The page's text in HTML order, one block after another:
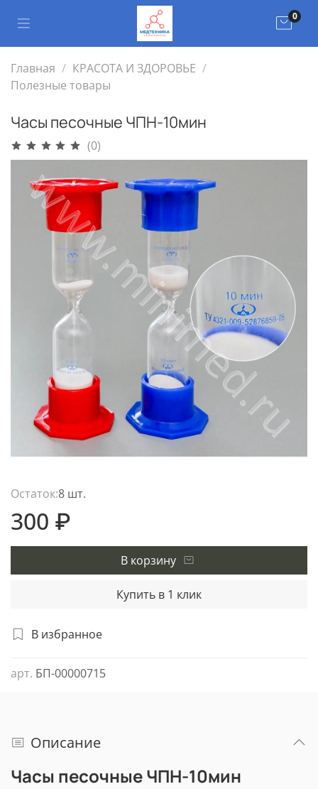
0
Главная
КРАСОТА И ЗДОРОВЬЕ
Полезные товары
Часы песочные ЧПН-10мин
(0)
В избранное
арт. БП-00000715
Остаток:8 шт.
300 ₽
В корзину
Купить в 1 клик
Описание
Часы песочные ЧПН-10мин